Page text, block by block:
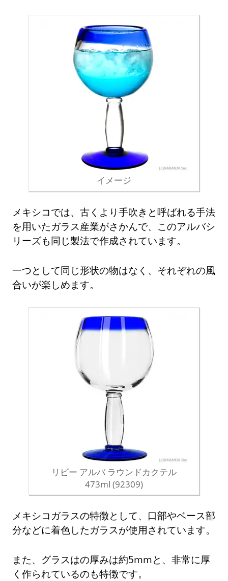
イメージ
メキシコでは、古くより手吹きと呼ばれる手法
を用いたガラス産業がさかんで、このアルバシ
リーズも同じ製法で作成されています。
一つとして同じ形状の物はなく、それぞれの風
合いが楽しめます。
リビー アルバ ラウンドカクテル
473ml (92309)
メキシコガラスの特徴として、口部やベース部
分などに着色したガラスが使用されています。
また、グラスはの厚みは約5mmと、非常に厚
く作られているのも特徴です。